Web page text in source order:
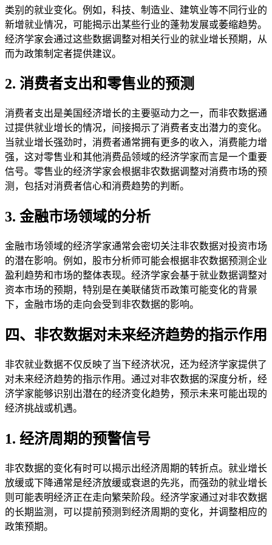
类别的就业变化。例如，科技、制造业、建筑业等不同行业的
新增就业情况，可能揭示出某些行业的蓬勃发展或萎缩趋势。
经济学家会通过这些数据调整对相关行业的就业增长预期，从
而为政策制定者提供建议。
2. 消费者支出和零售业的预测
消费者支出是美国经济增长的主要驱动力之一，而非农数据通
过提供就业增长的情况，间接揭示了消费者支出潜力的变化。
当就业增长强劲时，消费者通常拥有更多的收入，消费能力增
强，这对零售业和其他消费品领域的经济学家而言是一个重要
信号。零售业的经济学家会根据非农数据调整对消费市场的预
测，包括对消费者信心和消费趋势的判断。
3. 金融市场领域的分析
金融市场领域的经济学家通常会密切关注非农数据对投资市场
的潜在影响。例如，股市分析师可能会根据非农数据预测企业
盈利趋势和市场的整体表现。经济学家会基于就业数据调整对
资本市场的预期，特别是在美联储货币政策可能变化的背景
下，金融市场的走向会受到非农数据的影响。
四、非农数据对未来经济趋势的指示作用
非农就业数据不仅反映了当下经济状况，还为经济学家提供了
对未来经济趋势的指示作用。通过对非农数据的深度分析，经
济学家能够识别出潜在的经济变化趋势，预示未来可能出现的
经济挑战或机遇。
1. 经济周期的预警信号
非农数据的变化有时可以揭示出经济周期的转折点。就业增长
放缓或下降通常是经济放缓或衰退的先兆，而强劲的就业增长
则可能表明经济正在走向繁荣阶段。经济学家通过对非农数据
的长期监测，可以提前预测到经济周期的变化，并调整相应的
政策预期。